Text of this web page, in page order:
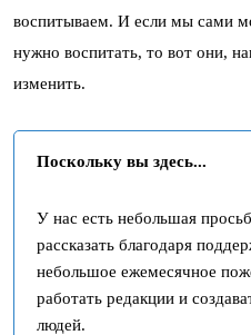
воспитываем. И если мы сами
нужно воспитать, то вот они,
изменить.
Поскольку вы здесь...
У нас есть небольшая
рассказать благодаря
небольшое ежемесячное
работать редакции и
людей.